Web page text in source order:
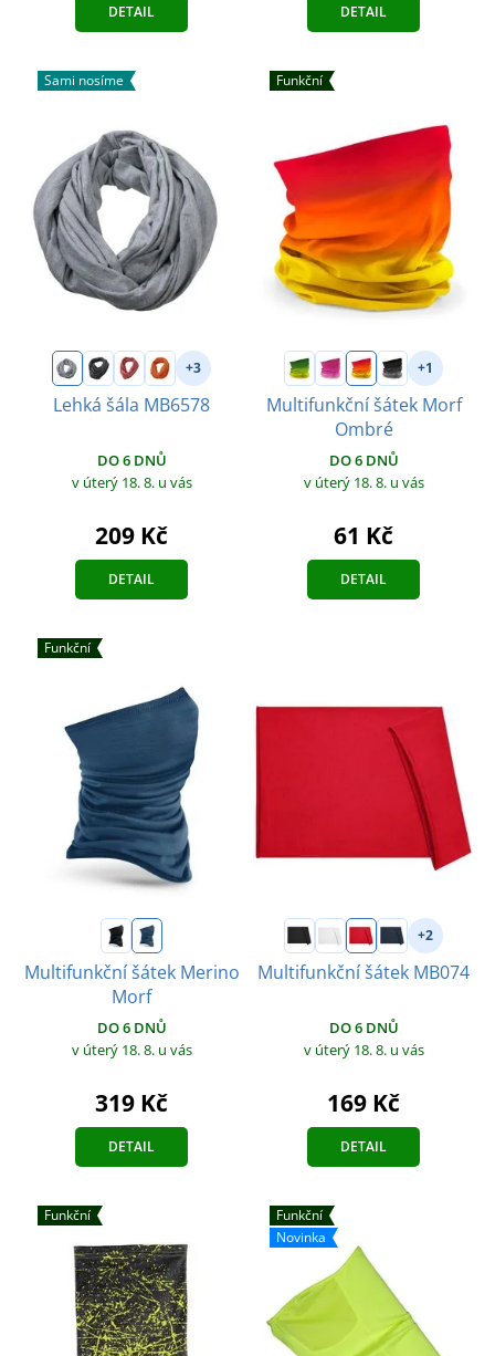
DETAIL DETAIL
Sami nosíme
+3
Lehká šála MB6578
DO 6 DNŮ
v úterý 18. 8. u vás
209 Kč
DETAIL
Funkční
+1
Multifunkční šátek Morf
Ombré
DO 6 DNŮ
v úterý 18. 8. u vás
61 Kč
DETAIL
Funkční
Multifunkční šátek Merino
Morf
DO 6 DNŮ
v úterý 18. 8. u vás
319 Kč
DETAIL
+2
Multifunkční šátek MB074
DO 6 DNŮ
v úterý 18. 8. u vás
169 Kč
DETAIL
Funkční
Funkční
Novinka